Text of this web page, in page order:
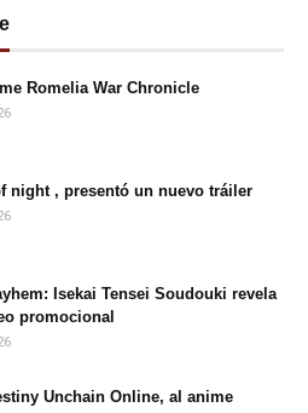
Romelia War Chronicle
night , presentó un nuevo tráiler
Isekai Tensei Soudouki revela
promocional
Unchain Online, al anime